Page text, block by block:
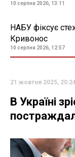
10 серпня 2026, 13:11
НАБУ фіксує
Кривонос
10 серпня 2026, 12:57
21 жовтня 2025,
В Україні